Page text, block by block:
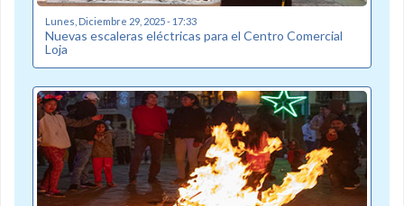
Lunes, Diciembre 29, 2025 - 17:33
Nuevas escaleras eléctricas para el Centro Comercial
Loja